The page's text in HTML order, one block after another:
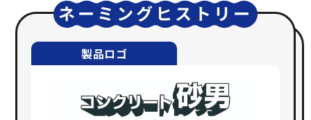
ネーミングヒストリー
製品ロゴ